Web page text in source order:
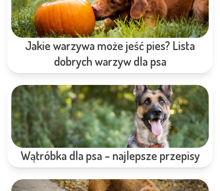
Jakie warzywa może jeść pies? Lista
dobrych warzyw dla psa
Wątróbka dla psa – najlepsze przepisy